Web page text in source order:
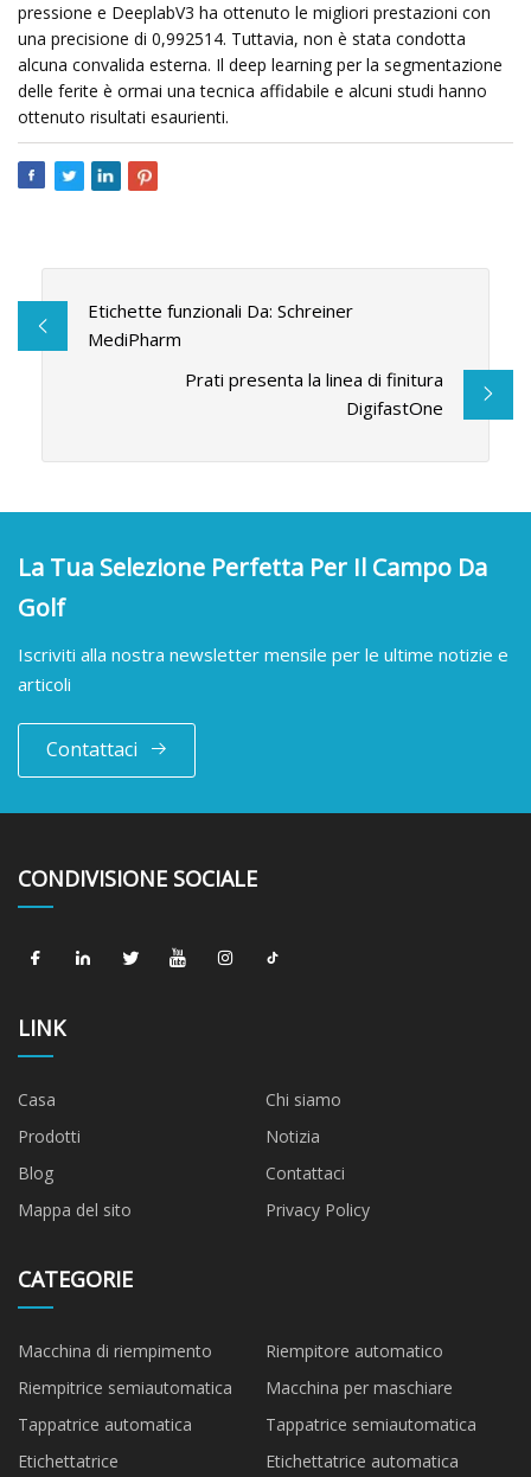
pressione e DeeplabV3 ha ottenuto le migliori prestazioni con
una precisione di 0,992514. Tuttavia, non è stata condotta
alcuna convalida esterna. Il deep learning per la segmentazione
delle ferite è ormai una tecnica affidabile e alcuni studi hanno
ottenuto risultati esaurienti.
Etichette funzionali Da: Schreiner
MediPharm
Prati presenta la linea di finitura
DigifastOne
La Tua Selezione Perfetta Per Il Campo Da
Golf
Iscriviti alla nostra newsletter mensile per le ultime notizie e
articoli
Contattaci
CONDIVISIONE SOCIALE
LINK
Casa
Chi siamo
Prodotti
Notizia
Blog
Contattaci
Mappa del sito
Privacy Policy
CATEGORIE
Macchina di riempimento
Riempitore automatico
Riempitrice semiautomatica
Macchina per maschiare
Tappatrice automatica
Tappatrice semiautomatica
Etichettatrice
Etichettatrice automatica